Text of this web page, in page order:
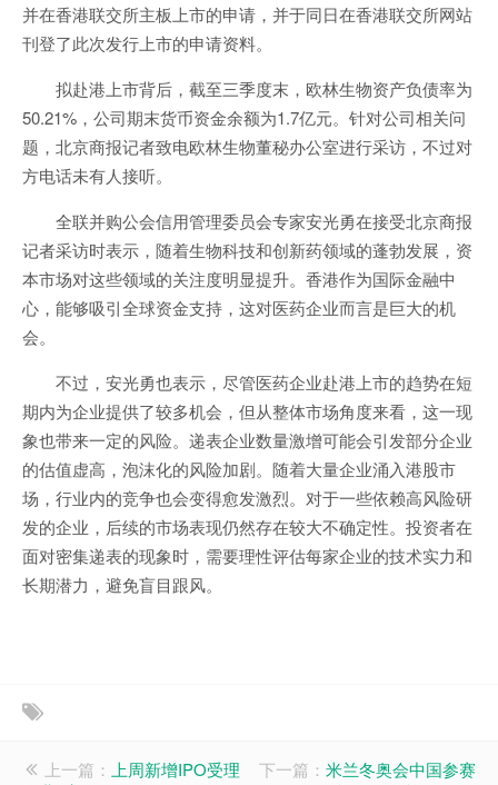
并在香港联交所主板上市的申请，并于同日在香港联交所网站
刊登了此次发行上市的申请资料。
拟赴港上市背后，截至三季度末，欧林生物资产负债率为
50.21%，公司期末货币资金余额为1.7亿元。针对公司相关问
题，北京商报记者致电欧林生物董秘办公室进行采访，不过对
方电话未有人接听。
全联并购公会信用管理委员会专家安光勇在接受北京商报
记者采访时表示，随着生物科技和创新药领域的蓬勃发展，资
本市场对这些领域的关注度明显提升。香港作为国际金融中
心，能够吸引全球资金支持，这对医药企业而言是巨大的机
会。
不过，安光勇也表示，尽管医药企业赴港上市的趋势在短
期内为企业提供了较多机会，但从整体市场角度来看，这一现
象也带来一定的风险。递表企业数量激增可能会引发部分企业
的估值虚高，泡沫化的风险加剧。随着大量企业涌入港股市
场，行业内的竞争也会变得愈发激烈。对于一些依赖高风险研
发的企业，后续的市场表现仍然存在较大不确定性。投资者在
面对密集递表的现象时，需要理性评估每家企业的技术实力和
长期潜力，避免盲目跟风。
上一篇：
上周新增IPO受理
下一篇： 米兰冬奥会中国参赛